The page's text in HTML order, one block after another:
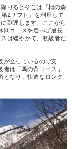
りるとそこは「栂の森
2リフト」を利用して
到達します。ここから
間コースを選べば最長
は緩やかで、初級者だ
が立っているので安
は「馬の背コース」
となり、快適なロング